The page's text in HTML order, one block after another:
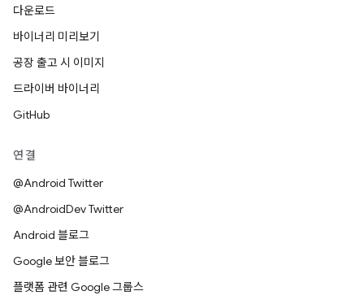
다운로드
바이너리 미리보기
공장 출고 시 이미지
드라이버 바이너리
GitHub
연결
@Android Twitter
@AndroidDev Twitter
Android 블로그
Google 보안 블로그
플랫폼 관련 Google 그룹스